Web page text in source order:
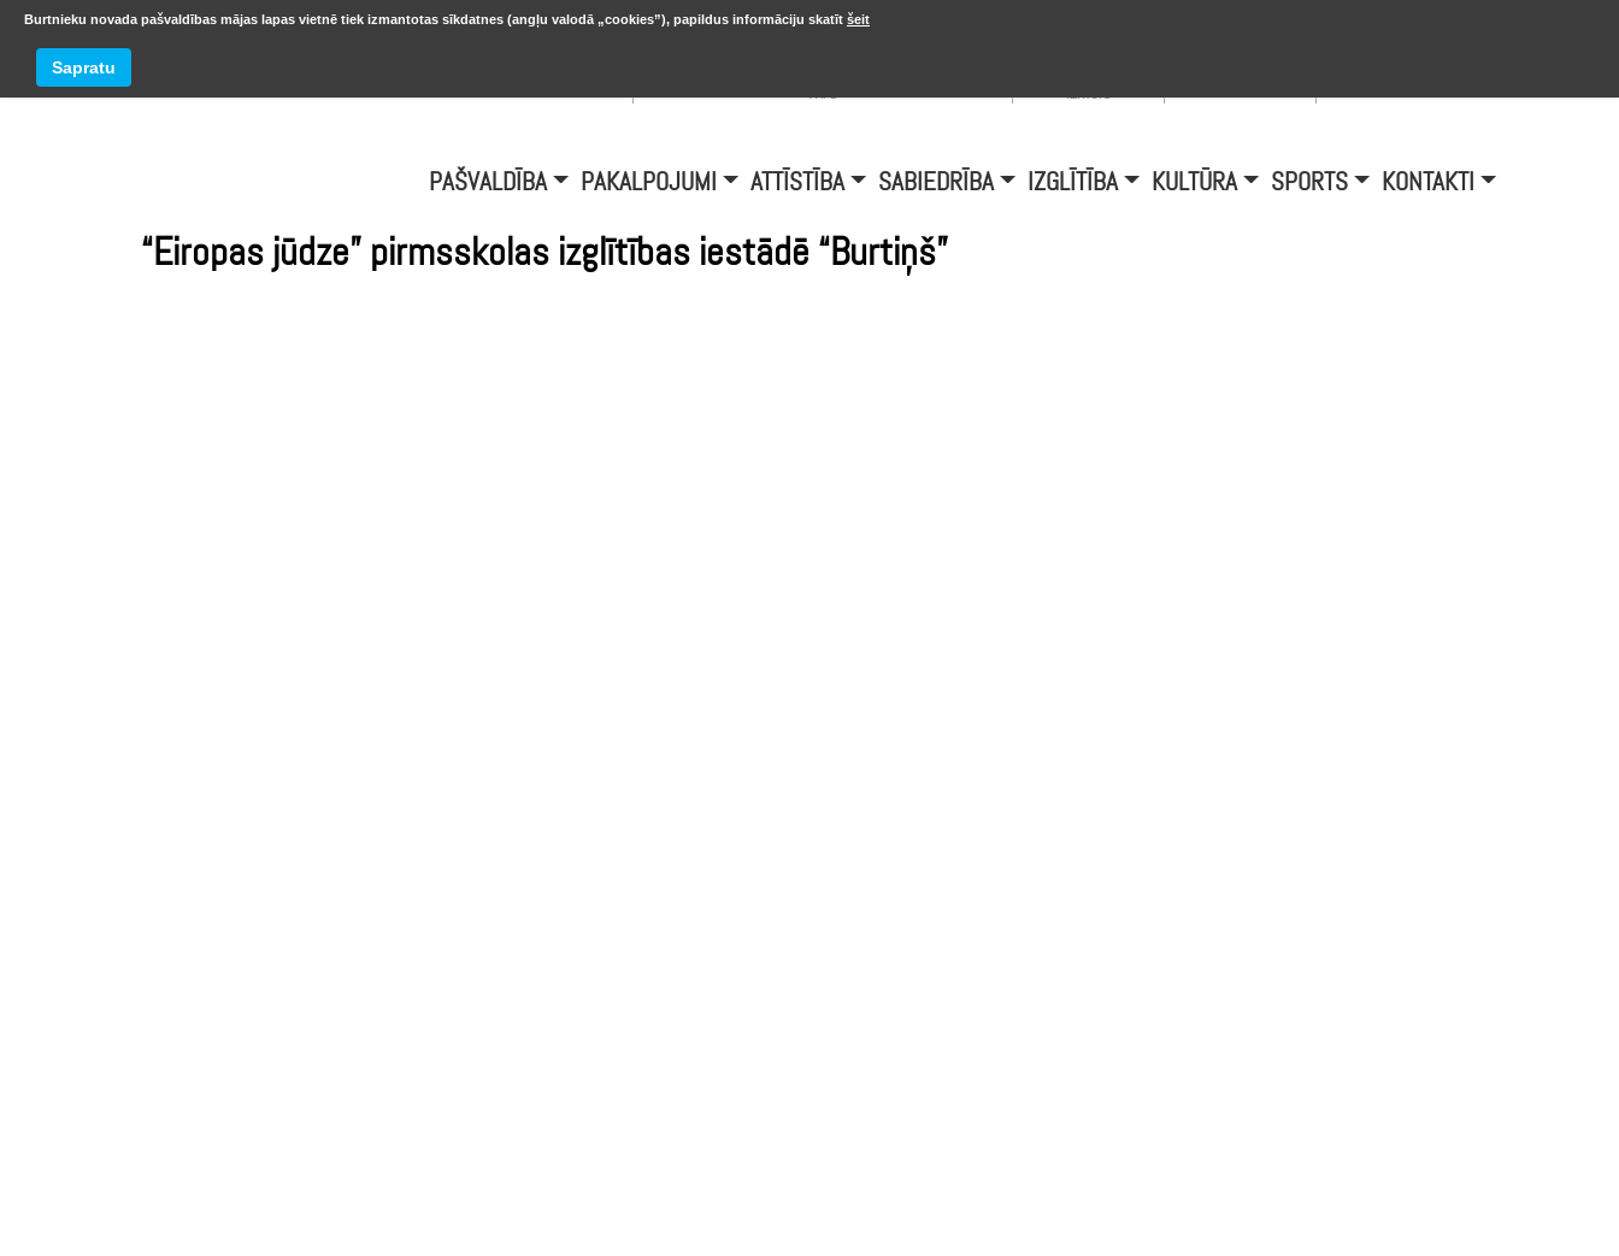
BURTNIEKU NOVADS m/s
izmērs
PAŠVALDĪBA PAKALPOJUMI ATTĪSTĪBA SABIEDRĪBA IZGLĪTĪBA KULTŪRA SPORTS KONTAKTI
“Eiropas jūdze” pirmsskolas izglītības iestādē “Burtiņš”
Burtnieku novada pašvaldības mājas lapas vietnē tiek izmantotas sīkdatnes (angļu valodā „cookies”), papildus informāciju skatīt šeit
Sapratu